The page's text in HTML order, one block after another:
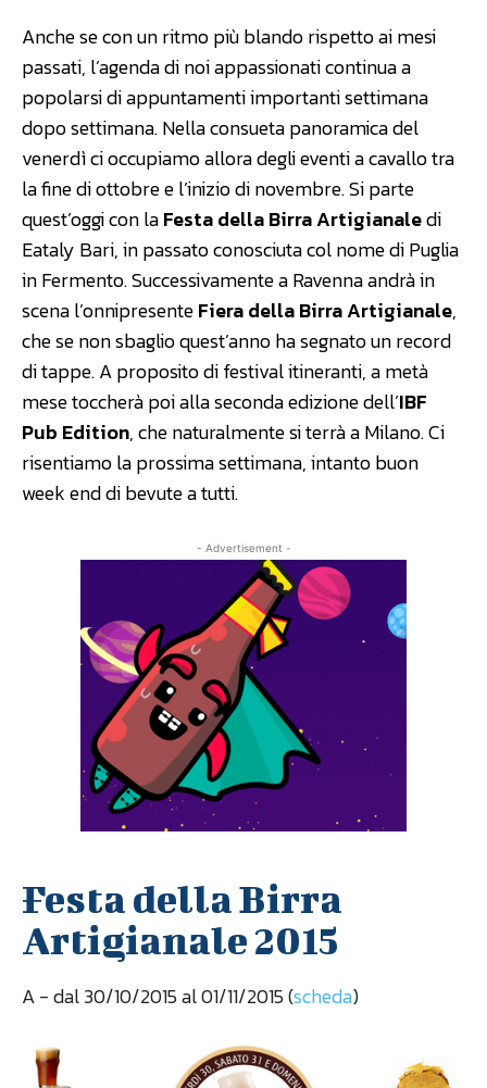
Anche se con un ritmo più blando rispetto ai mesi
passati, l’agenda di noi appassionati continua a
popolarsi di appuntamenti importanti settimana
dopo settimana. Nella consueta panoramica del
venerdì ci occupiamo allora degli eventi a cavallo tra
la fine di ottobre e l’inizio di novembre. Si parte
quest’oggi con laFesta della Birra Artigianaledi
Eataly Bari, in passato conosciuta col nome di Puglia
in Fermento. Successivamente a Ravenna andrà in
scena l’onnipresenteFiera della Birra Artigianale,
che se non sbaglio quest’anno ha segnato un record
di tappe. A proposito di festival itineranti, a metà
mese toccherà poi alla seconda edizione dell’IBF
Pub Edition, che naturalmente si terrà a Milano. Ci
risentiamo la prossima settimana, intanto buon
week end di bevute a tutti.
- Advertisement -
Festa della Birra
Artigianale 2015
A- dal 30/10/2015 al 01/11/2015 (scheda)